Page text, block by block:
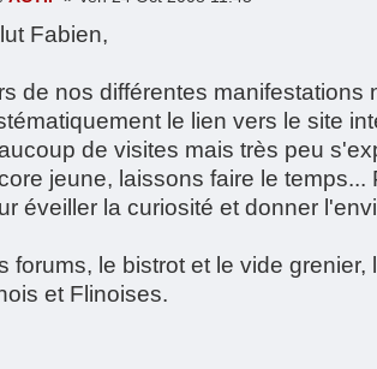
Fabien,
de nos différentes manifestations
le lien vers le site
de visites mais très peu
jeune, laissons faire le
éveiller la curiosité et donner
forums, le bistrot et le vide
et Flinoises.